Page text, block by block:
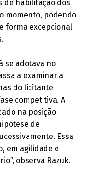
de habilitação dos
momento, podendo
forma excepcional
se adotava no
a examinar a
do licitante
competitiva. A
na posição
de
Essa
em agilidade e
observa Razuk.